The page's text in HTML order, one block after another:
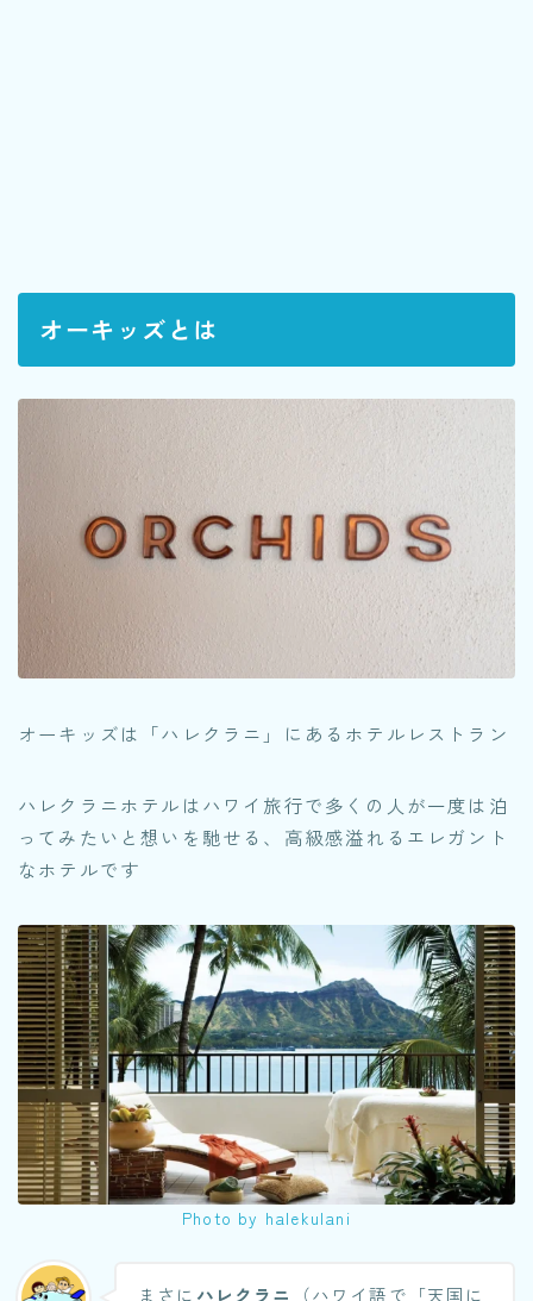
オーキッズとは
オーキッズは「ハレクラニ」にあるホテルレストラン
ハレクラニホテルはハワイ旅行で多くの人が一度は泊
ってみたいと想いを馳せる、高級感溢れるエレガント
なホテルです
Photo by halekulani
まさに ハレクラニ （ハワイ語で「天国に